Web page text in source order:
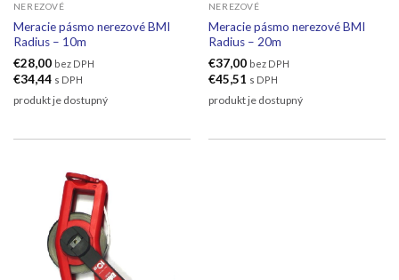
NEREZOVÉ
Meracie pásmo nerezové BMI
Radius – 10m
€28,00 bez DPH
€34,44 s DPH
produkt je dostupný
NEREZOVÉ
Meracie pásmo nerezové BMI
Radius – 20m
€37,00 bez DPH
€45,51 s DPH
produkt je dostupný